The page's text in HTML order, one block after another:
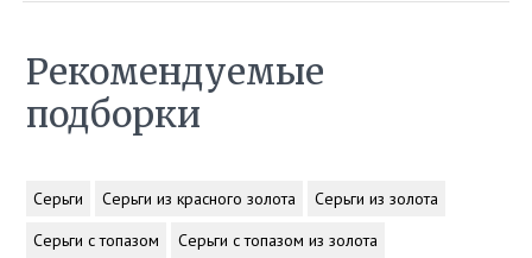
Рекомендуемые
подборки
Серьги Серьги из красного золота
Серьги из золота
Серьги с топазом
Серьги с топазом из золота